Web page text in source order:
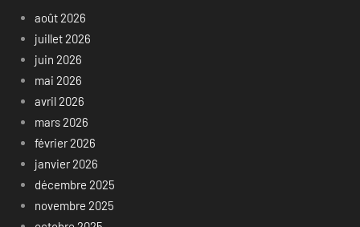
août 2026
juillet 2026
juin 2026
mai 2026
avril 2026
mars 2026
février 2026
janvier 2026
décembre 2025
novembre 2025